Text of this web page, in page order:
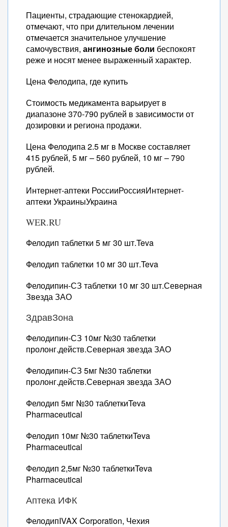
Пациенты, страдающие стенокардией,
отмечают, что при длительном лечении
отмечается значительное улучшение
самочувствия, ангинозные боли беспокоят
реже и носят менее выраженный характер.
Цена Фелодипа, где купить
Стоимость медикамента варьирует в
диапазоне 370-790 рублей в зависимости от
дозировки и региона продажи.
Цена Фелодипа 2.5 мг в Москве составляет
415 рублей, 5 мг – 560 рублей, 10 мг – 790
рублей.
Интернет-аптеки РоссииРоссияИнтернет-
аптеки УкраиныУкраина
WER.RU
Фелодип таблетки 5 мг 30 шт.Teva
Фелодип таблетки 10 мг 30 шт.Teva
Фелодипин-СЗ таблетки 10 мг 30 шт.Северная
Звезда ЗАО
ЗдравЗона
Фелодипин-СЗ 10мг №30 таблетки
пролонг.действ.Северная звезда ЗАО
Фелодипин-СЗ 5мг №30 таблетки
пролонг.действ.Северная звезда ЗАО
Фелодип 5мг №30 таблеткиTeva
Pharmaceutical
Фелодип 10мг №30 таблеткиTeva
Pharmaceutical
Фелодип 2,5мг №30 таблеткиTeva
Pharmaceutical
Аптека ИФК
ФелодипIVAX Corporation, Чехия